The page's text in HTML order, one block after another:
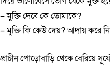
– মুক্তি দেবে কে তোমাকে?
– মুক্তি কি কেউ দেয়? আদায় করে
প্রাচীন পোড়োবাড়ি থেকে বেরিয়ে